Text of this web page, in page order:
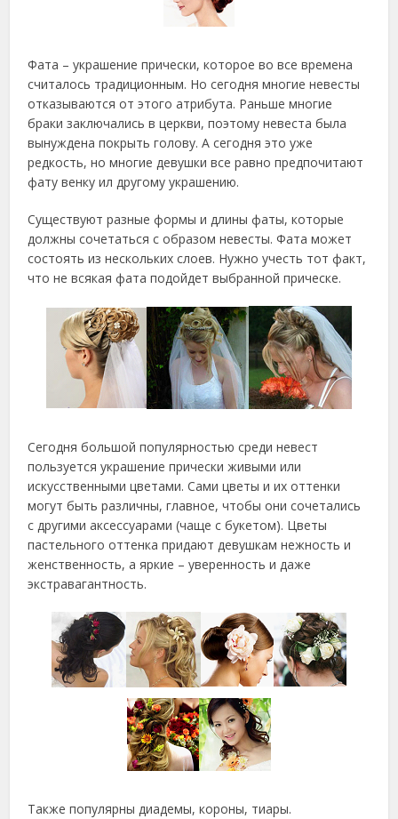
Фата – украшение прически, которое во все времена
считалось традиционным. Но сегодня многие невесты
отказываются от этого атрибута. Раньше многие
браки заключались в церкви, поэтому невеста была
вынуждена покрыть голову. А сегодня это уже
редкость, но многие девушки все равно предпочитают
фату венку ил другому украшению.
Существуют разные формы и длины фаты, которые
должны сочетаться с образом невесты. Фата может
состоять из нескольких слоев. Нужно учесть тот факт,
что не всякая фата подойдет выбранной прическе.
Сегодня большой популярностью среди невест
пользуется украшение прически живыми или
искусственными цветами. Сами цветы и их оттенки
могут быть различны, главное, чтобы они сочетались
с другими аксессуарами (чаще с букетом). Цветы
пастельного оттенка придают девушкам нежность и
женственность, а яркие – уверенность и даже
экстравагантность.
Также популярны диадемы, короны, тиары.